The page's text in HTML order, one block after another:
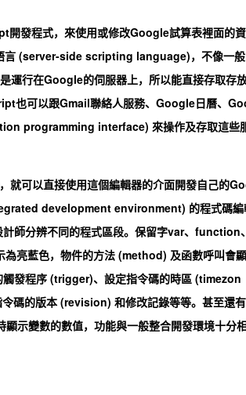
發程式，來使用或修改Google試算表裡面的資
言 (server-side scripting language)，不像一般
行在Google的伺服器上，所以能直接存取存
也可以跟Gmail聯絡人服務、Google日曆、
programming interface) 來操作及存取這些
可以直接使用這個編輯器的介面開發自己的
development environment) 的程式碼編
師分辨不同的程式區段。保留字var、function、
亮藍色，物件的方法 (method) 及函數呼叫會顯
發程序 (trigger)、設定指令碼的時區 (timezon
碼的版本 (revision) 和修改記錄等等。甚至還有
示變數的數值，功能與一般整合開發環境十分